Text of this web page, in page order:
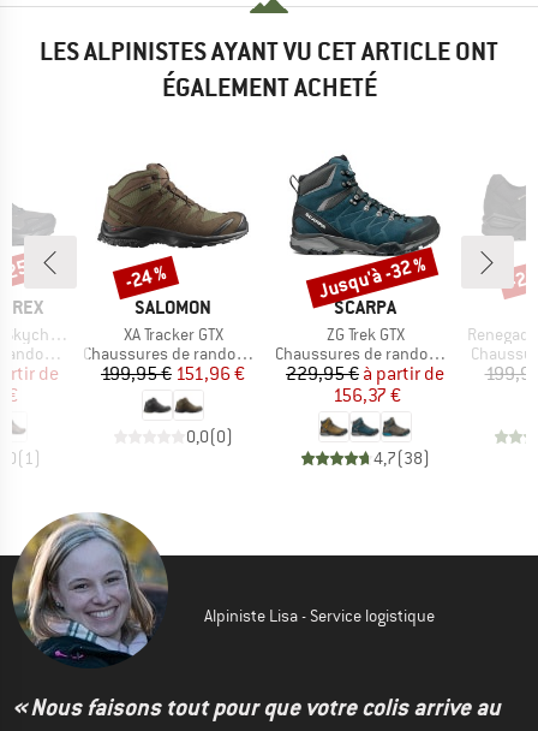
LES ALPINISTES AYANT VU CET ARTICLE ONT
ÉGALEMENT ACHETÉ
GORE-TEX
réduit
de
€
(1)
%
MARQUE
SALOMON
Article
XA Tracker GTX
Product group
Chaussures de randonnée
Prix
199,95 €Prix réduit
151,96 €
0,0(0)
Remise
-24 %
MARQUE
SCARPA
Article
ZG Trek GTX
Product group
Chaussures de randonnée
Prix
229,95 € Prix réduit
à partir de
156,37 €
4,7(38)
Remise
Jusqu'à -32 %
Article
Renegade
Product
-
Alpiniste Lisa - Service logistique
« Nous faisons tout pour que votre colis arrive au